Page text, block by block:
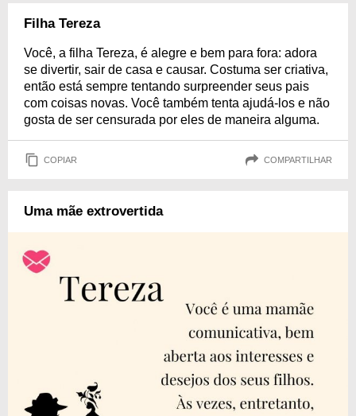
Filha Tereza
Você, a filha Tereza, é alegre e bem para fora: adora
se divertir, sair de casa e causar. Costuma ser criativa,
então está sempre tentando surpreender seus pais
com coisas novas. Você também tenta ajudá-los e não
gosta de ser censurada por eles de maneira alguma.
COPIAR COMPARTILHAR
Uma mãe extrovertida